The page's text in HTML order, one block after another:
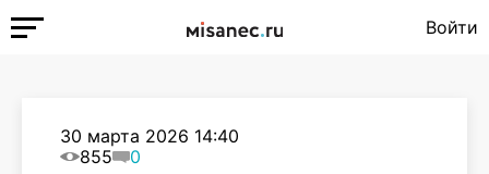
Войти
30 марта 2026 14:40
855
0